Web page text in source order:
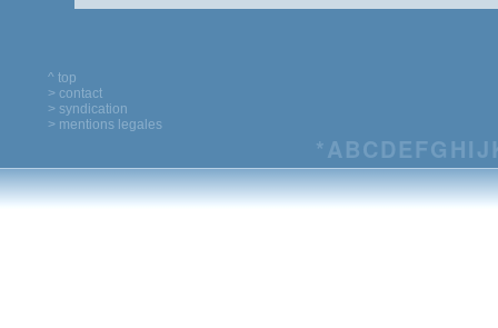
^ top
> contact
> syndication
> mentions legales
*ABCDEFG HIJ